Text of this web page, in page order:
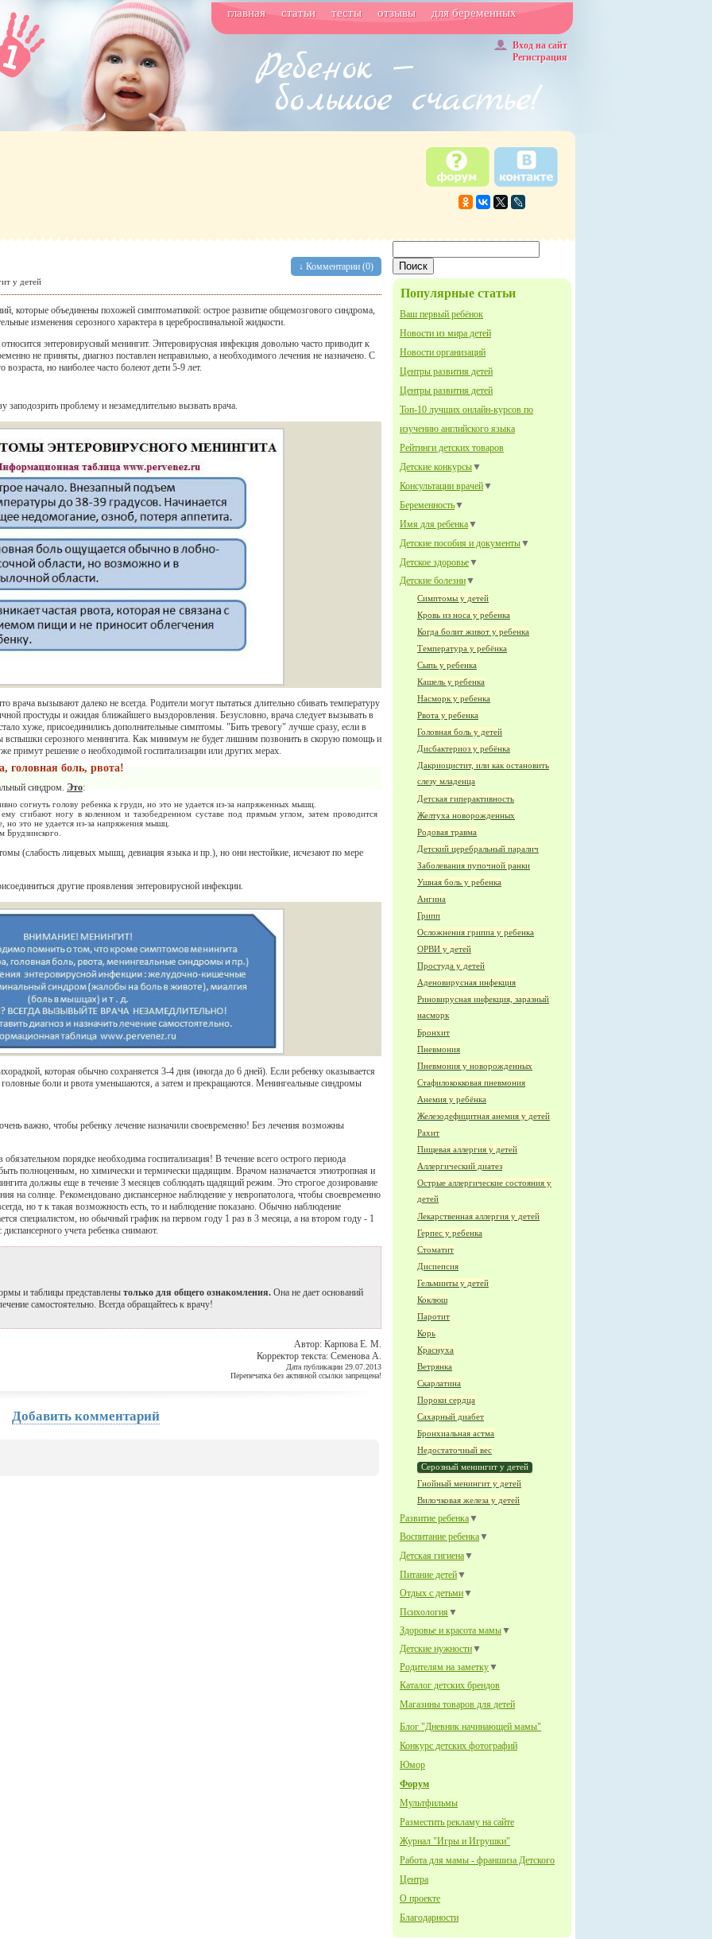
главная статьи тесты отзывы для беременных
Вход на сайт
Регистрация
Популярные статьи
Ваш первый ребёнок
Новости из мира детей
Новости организаций
Центры развития детей
Центры развития детей
Топ-10 лучших онлайн-курсов по
изучению английского языка
Рейтинги детских товаров
Детские конкурсы▼
Консультации врачей▼
Беременность▼
Имя для ребенка▼
Детские пособия и документы▼
Детское здоровье▼
Детские болезни▼
Симптомы у детей
Кровь из носа у ребенка
Когда болит живот у ребенка
Температура у ребёнка
Сыпь у ребенка
Кашель у ребенка
Насморк у ребенка
Рвота у ребенка
Головная боль у детей
Дисбактериоз у ребёнка
Дакриоцистит, или как остановить
слезу младенца
Детская гиперактивность
Желтуха новорожденных
Родовая травма
Детский церебральный паралич
Заболевания пупочной ранки
Ушная боль у ребенка
Ангина
Грипп
Осложнения гриппа у ребенка
ОРВИ у детей
Простуда у детей
Аденовирусная инфекция
Риновирусная инфекция, заразный
насморк
Бронхит
Пневмония
Пневмония у новорожденных
Стафилококковая пневмония
Анемия у ребёнка
Железодефицитная анемия у детей
Рахит
Пищевая аллергия у детей
Аллергический диатез
Острые аллергические состояния у
детей
Лекарственная аллергия у детей
Герпес у ребенка
Стоматит
Диспепсия
Гельминты у детей
Коклюш
Паротит
Корь
Краснуха
Ветрянка
Скарлатина
Пороки сердца
Сахарный диабет
Бронхиальная астма
Недостаточный вес
Серозный менингит у детей
Гнойный менингит у детей
Вилочковая железа у детей
Развитие ребенка▼
Воспитание ребенка▼
Детская гигиена▼
Питание детей▼
Отдых с детьми▼
Психология ▼
Здоровье и красота мамы▼
Детские нужности▼
Родителям на заметку▼
Каталог детских брендов
Магазины товаров для детей
Блог "Дневник начинающей мамы"
Конкурс детских фотографий
Юмор
Форум
Мультфильмы
Разместить рекламу на сайте
Журнал "Игры и Игрушки"
Работа для мамы - франшиза Детского
Центра
О проекте
Благодарности
↓ Комментарии (0)
у детей
которые объединены похожей симптоматикой: острое развитие общемозгового синдрома,
изменения серозного характера в цереброспинальной жидкости.
энтеровирусный менингит. Энтеровирусная инфекция довольно часто приводит к
не приняты, диагноз поставлен неправильно, а необходимого лечения не назначено. С
возраста, но наиболее часто болеют дети 5-9 лет.
проблему и незамедлительно вызвать врача.
врача вызывают далеко не всегда. Родители могут пытаться длительно сбивать температуру
простуды и ожидая ближайшего выздоровления. Безусловно, врача следует вызывать в
хуже, присоединились дополнительные симптомы. "Бить тревогу" лучше сразу, если в
серозного менингита. Как минимум не будет лишним позвонить в скорую помощь и
примут решение о необходимой госпитализации или других мерах.
головная боль, рвота!
синдром. Это:
согнуть голову ребенка к груди, но это не удается из-за напряженных мышц.
сгибают ногу в коленном и тазобедренном суставе под прямым углом, затем проводится
но это не удается из-за напряжения мышц.
Брудзинского.
(слабость лицевых мышц, девиация языка и пр.), но они нестойкие, исчезают по мере
другие проявления энтеровирусной инфекции.
которая обычно сохраняется 3-4 дня (иногда до 6 дней). Если ребенку оказывается
боли и рвота уменьшаются, а затем и прекращаются. Менингеальные синдромы
важно, чтобы ребенку лечение назначили своевременно! Без лечения возможны
порядке необходима госпитализация! В течение всего острого периода
полноценным, но химически и термически щадящим. Врачом назначается этиотропная и
должны еще в течение 3 месяцев соблюдать щадящий режим. Это строгое дозирование
на солнце. Рекомендовано диспансерное наблюдение у невропатолога, чтобы своевременно
но т к такая возможность есть, то и наблюдение показано. Обычно наблюдение
специалистом, но обычный график на первом году 1 раз в 3 месяца, а на втором году - 1
учета ребенка снимают.
и таблицы представлены только для общего ознакомления. Она не дает оснований
самостоятельно. Всегда обращайтесь к врачу!
Автор: Карпова Е. М.
Корректор текста: Семенова А.
Дата публикации 29.07.2013
Перепечатка без активной ссылки запрещена!
Добавить комментарий